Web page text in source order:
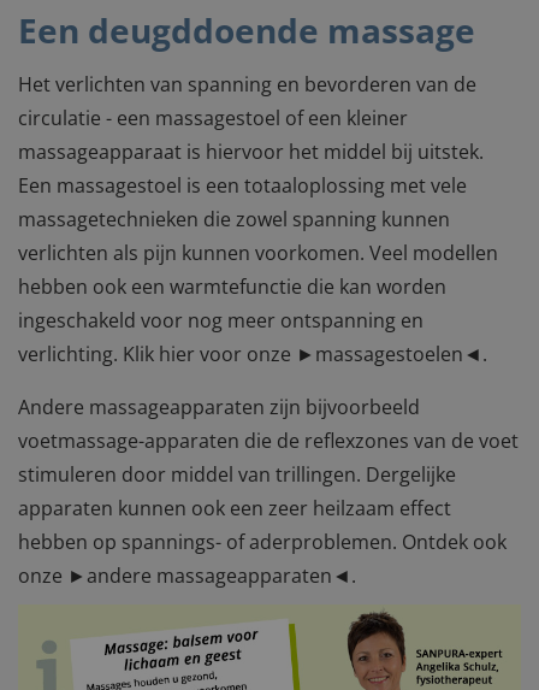
Een deugddoende massage
Het verlichten van spanning en bevorderen van de
circulatie - een massagestoel of een kleiner
massageapparaat is hiervoor het middel bij uitstek.
Een massagestoel is een totaaloplossing met vele
massagetechnieken die zowel spanning kunnen
verlichten als pijn kunnen voorkomen. Veel modellen
hebben ook een warmtefunctie die kan worden
ingeschakeld voor nog meer ontspanning en
verlichting. Klik hier voor onze ►massagestoelen◄.
Andere massageapparaten zijn bijvoorbeeld
voetmassage-apparaten die de reflexzones van de voet
stimuleren door middel van trillingen. Dergelijke
apparaten kunnen ook een zeer heilzaam effect
hebben op spannings- of aderproblemen. Ontdek ook
onze ►andere massageapparaten◄.